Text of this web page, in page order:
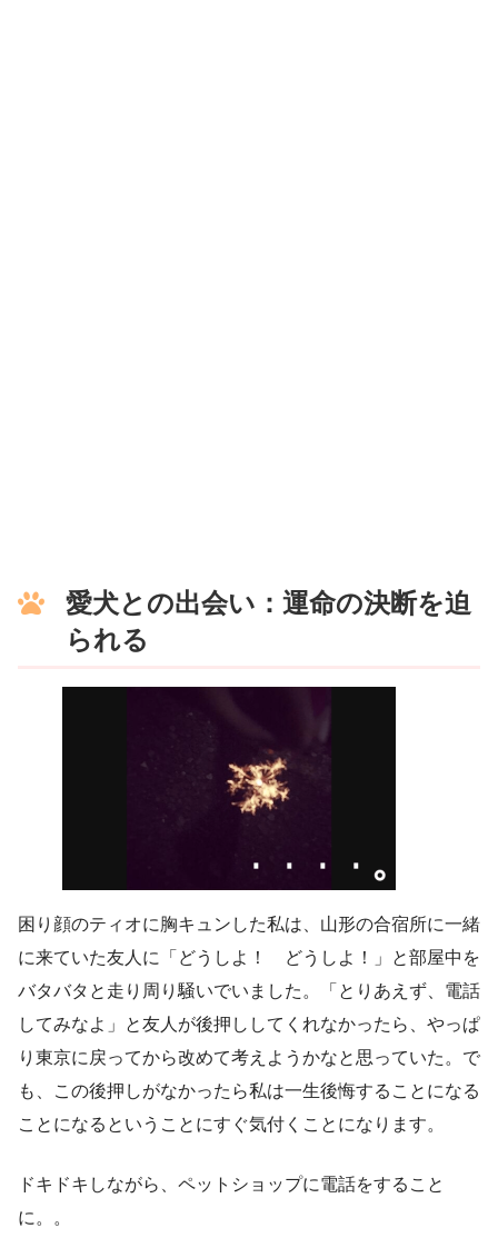
愛犬との出会い：運命の決断を迫
られる
困り顔のティオに胸キュンした私は、山形の合宿所に一緒
に来ていた友人に「どうしよ！ どうしよ！」と部屋中を
バタバタと走り周り騒いでいました。「とりあえず、電話
してみなよ」と友人が後押ししてくれなかったら、やっぱ
り東京に戻ってから改めて考えようかなと思っていた。で
も、この後押しがなかったら私は一生後悔することになる
ことになるということにすぐ気付くことになります。
ドキドキしながら、ペットショップに電話をすること
に。。